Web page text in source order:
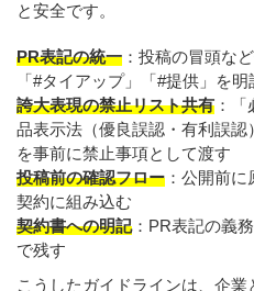
と安全です。
PR表記の統一 ：投稿の冒頭な
「#タイアップ」「#提供」を明
誇大表現の禁止リスト共有 ：
品表示法（優良誤認・有利誤
を事前に禁止事項として渡す
投稿前の確認フロー ：公開前
契約に組み込む
契約書への明記：PR表記の義
で残す
こうしたガイドラインは、企